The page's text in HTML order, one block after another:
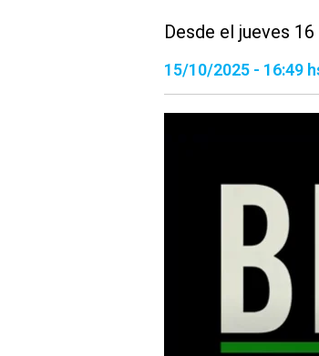
Desde el jueves
15/10/2025 - 16:49